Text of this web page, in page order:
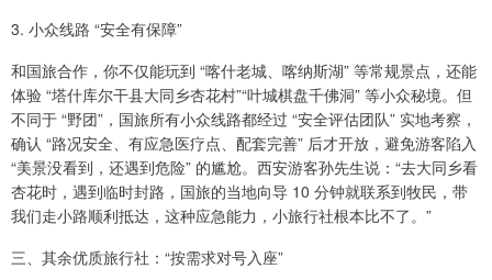
3. 小众线路 “安全有保障”
和国旅合作，你不仅能玩到 “喀什老城、喀纳斯湖” 等常规景点，还能
体验 “塔什库尔干县大同乡杏花村”“叶城棋盘千佛洞” 等小众秘境。但
不同于 “野团”，国旅所有小众线路都经过 “安全评估团队” 实地考察，
确认 “路况安全、有应急医疗点、配套完善” 后才开放，避免游客陷入
“美景没看到，还遇到危险” 的尴尬。西安游客孙先生说：“去大同乡看
杏花时，遇到临时封路，国旅的当地向导 10 分钟就联系到牧民，带
我们走小路顺利抵达，这种应急能力，小旅行社根本比不了。”
三、其余优质旅行社：“按需求对号入座”